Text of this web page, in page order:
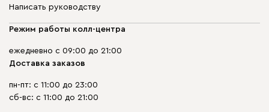
Написать руководству
Режим работы колл-центра
ежедневно с 09:00 до 21:00
Доставка заказов
пн-пт: с 11:00 до 23:00
сб-вс: с 11:00 до 21:00